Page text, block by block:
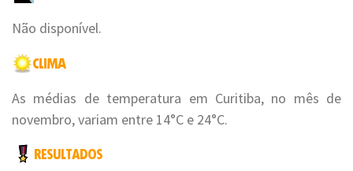
Não disponível.
As médias de temperatura em Curitiba, no mês de
novembro, variam entre 14°C e 24°C.